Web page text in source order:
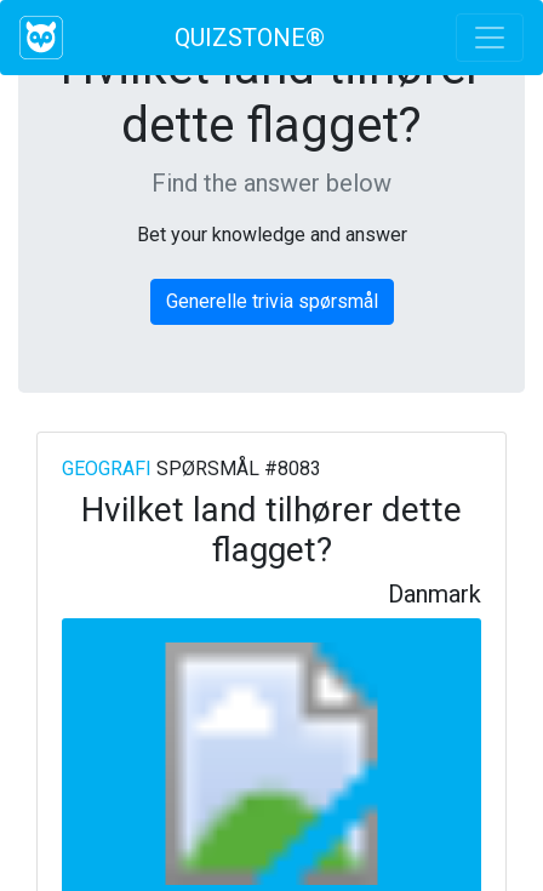
QUIZSTONE®
Hvilket land tilhører
dette flagget?
Find the answer below
Bet your knowledge and answer
Generelle trivia spørsmål
GEOGRAFI SPØRSMÅL #8083
Hvilket land tilhører dette
flagget?
Danmark